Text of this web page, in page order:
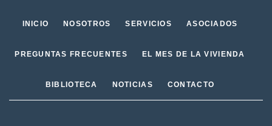
INICIO NOSOTROS SERVICIOS ASOCIADOS
PREGUNTAS FRECUENTES EL MES DE LA VIVIENDA
BIBLIOTECA NOTICIAS CONTACTO